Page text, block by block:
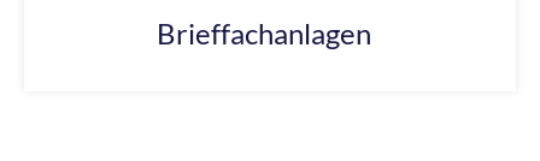
Brieffachanlagen